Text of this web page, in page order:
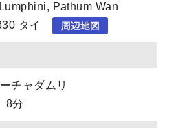
Pathum Wan
タイ
チャダムリ
8分